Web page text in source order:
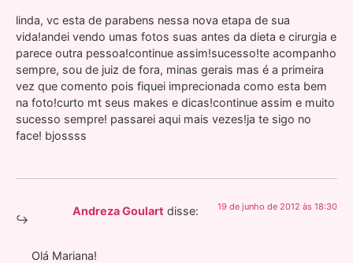
linda, vc esta de parabens nessa nova etapa de sua
vida!andei vendo umas fotos suas antes da dieta e cirurgia e
parece outra pessoa!continue assim!sucesso!te acompanho
sempre, sou de juiz de fora, minas gerais mas é a primeira
vez que comento pois fiquei imprecionada como esta bem
na foto!curto mt seus makes e dicas!continue assim e muito
sucesso sempre! passarei aqui mais vezes!ja te sigo no
face! bjossss
Andreza Goulart disse: 19 de junho de 2012 às 18:30
Olá Mariana!